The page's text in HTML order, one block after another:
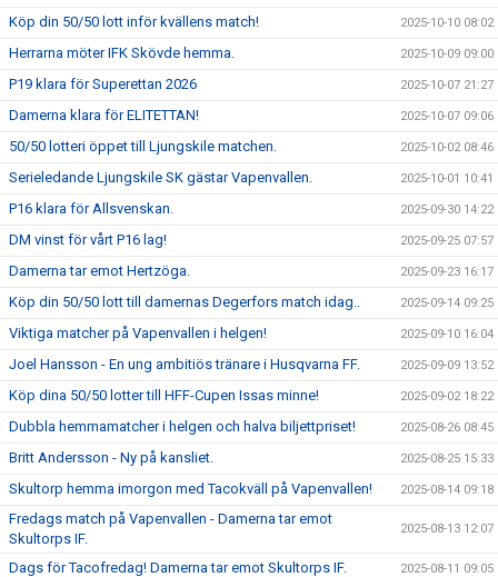
Köp din 50/50 lott inför kvällens match! 2025-10-10 08:02
Herrarna möter IFK Skövde hemma. 2025-10-09 09:00
P19 klara för Superettan 2026 2025-10-07 21:27
Damerna klara för ELITETTAN! 2025-10-07 09:06
50/50 lotteri öppet till Ljungskile matchen. 2025-10-02 08:46
Serieledande Ljungskile SK gästar Vapenvallen. 2025-10-01 10:41
P16 klara för Allsvenskan. 2025-09-30 14:22
DM vinst för vårt P16 lag! 2025-09-25 07:57
Damerna tar emot Hertzöga. 2025-09-23 16:17
Köp din 50/50 lott till damernas Degerfors match idag.. 2025-09-14 09:25
Viktiga matcher på Vapenvallen i helgen! 2025-09-10 16:04
Joel Hansson - En ung ambitiös tränare i Husqvarna FF. 2025-09-09 13:52
Köp dina 50/50 lotter till HFF-Cupen Issas minne! 2025-09-02 18:22
Dubbla hemmamatcher i helgen och halva biljettpriset! 2025-08-26 08:45
Britt Andersson - Ny på kansliet. 2025-08-25 15:33
Skultorp hemma imorgon med Tacokväll på Vapenvallen! 2025-08-14 09:18
Fredags match på Vapenvallen - Damerna tar emot
Skultorps IF.
2025-08-13 12:07
Dags för Tacofredag! Damerna tar emot Skultorps IF. 2025-08-11 09:05